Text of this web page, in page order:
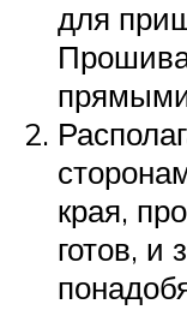
для
края,
готов, и